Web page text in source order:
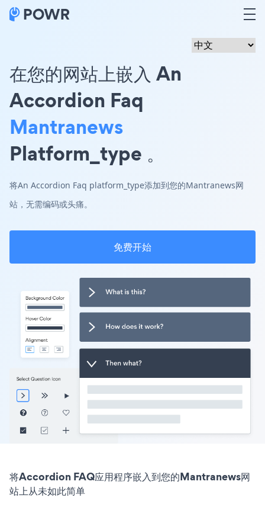
在您的网站上嵌入 An
Accordion Faq
Mantranews
Platform_type 。
将An Accordion Faq platform_type添加到您的Mantranews网
站，无需编码或头痛。
免费开始
将Accordion FAQ应用程序嵌入到您的Mantranews网
站上从未如此简单